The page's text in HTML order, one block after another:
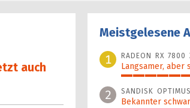
auch
Meistgelesene
1
RADEON RX
Langsamer, aber
100%
2 SANDISK
Bekannter